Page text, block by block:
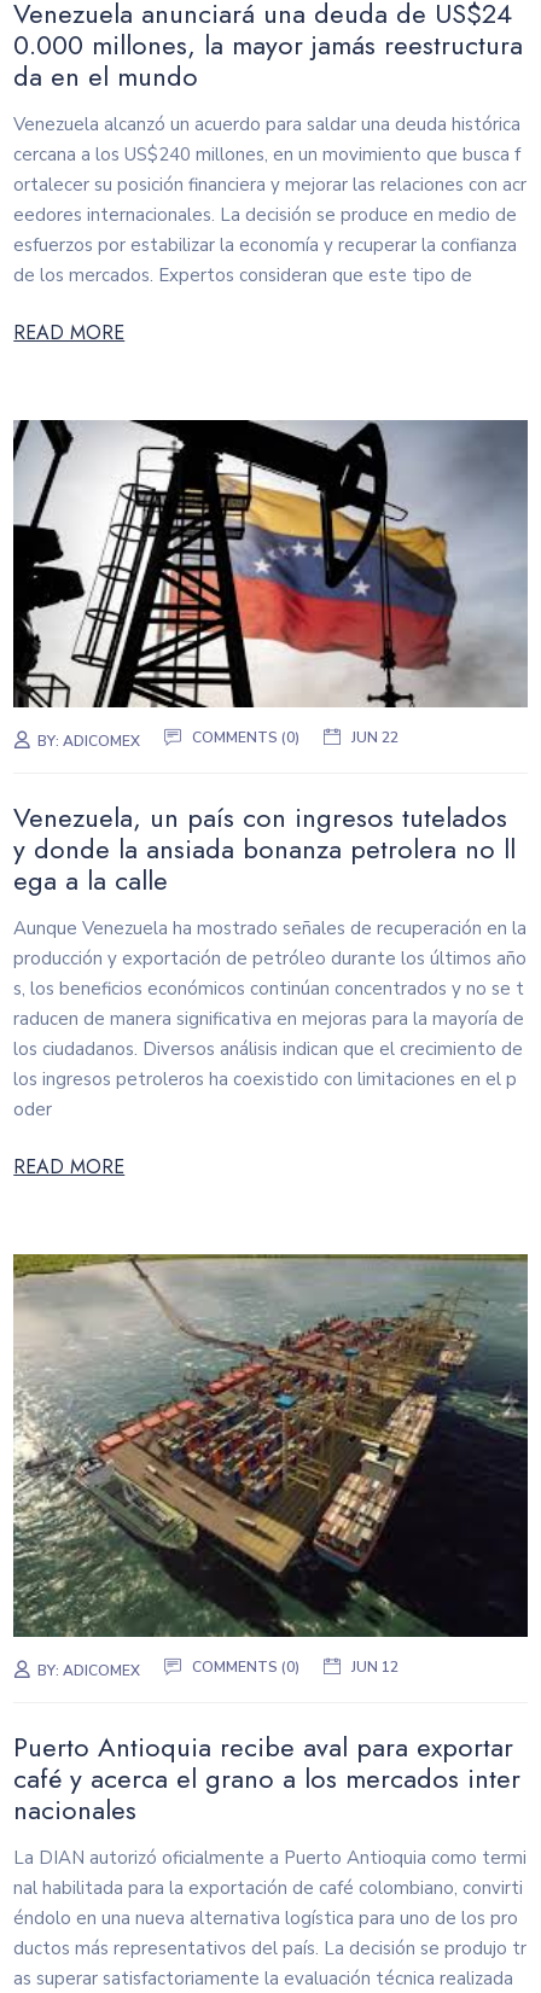
Venezuela anunciará una deuda de US$24
0.000 millones, la mayor jamás reestructura
da en el mundo
Venezuela alcanzó un acuerdo para saldar una deuda histórica
cercana a los US$240 millones, en un movimiento que busca f
ortalecer su posición financiera y mejorar las relaciones con acr
eedores internacionales. La decisión se produce en medio de
esfuerzos por estabilizar la economía y recuperar la confianza
de los mercados. Expertos consideran que este tipo de
READ MORE
BY:ADICOMEX COMMENTS (0) JUN 22
Venezuela, un país con ingresos tutelados
y donde la ansiada bonanza petrolera no ll
ega a la calle
Aunque Venezuela ha mostrado señales de recuperación en la
producción y exportación de petróleo durante los últimos año
s, los beneficios económicos continúan concentrados y no se t
raducen de manera significativa en mejoras para la mayoría de
los ciudadanos. Diversos análisis indican que el crecimiento de
los ingresos petroleros ha coexistido con limitaciones en el p
oder
READ MORE
BY:ADICOMEX COMMENTS (0) JUN 12
Puerto Antioquia recibe aval para exportar
café y acerca el grano a los mercados inter
nacionales
La DIAN autorizó oficialmente a Puerto Antioquia como termi
nal habilitada para la exportación de café colombiano, convirti
éndolo en una nueva alternativa logística para uno de los pro
ductos más representativos del país. La decisión se produjo tr
as superar satisfactoriamente la evaluación técnica realizada